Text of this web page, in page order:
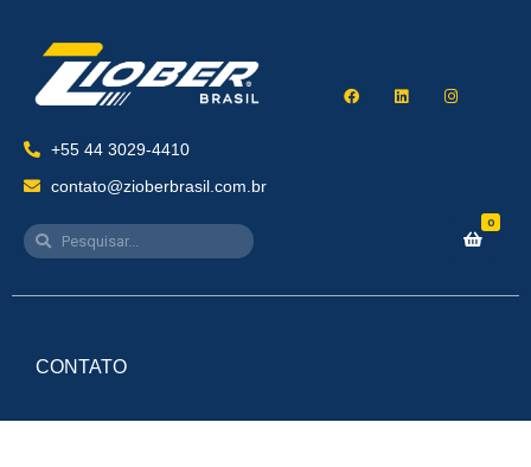
+55 44 3029-4410
contato@zioberbrasil.com.br
0
CONTATO